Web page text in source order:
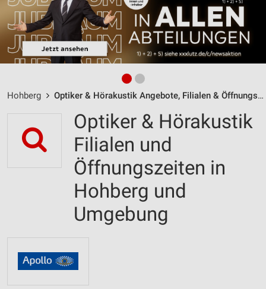
Hohberg Optiker & Hörakustik Angebote, Filialen & Öffnungszeiten
Optiker & Hörakustik
Filialen und
Öffnungszeiten in
Hohberg und
Umgebung